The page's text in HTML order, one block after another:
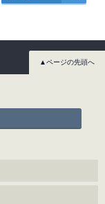
▲ページの先頭へ